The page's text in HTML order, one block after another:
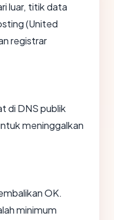
luar, titik data
(United
registrar
di DNS publik
meninggalkan
OK.
minimum